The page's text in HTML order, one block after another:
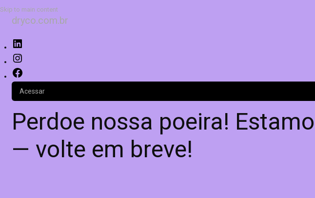
Skip to main content
dryco.com.br
Acessar
Perdoe nossa poeira!
— volte em breve!